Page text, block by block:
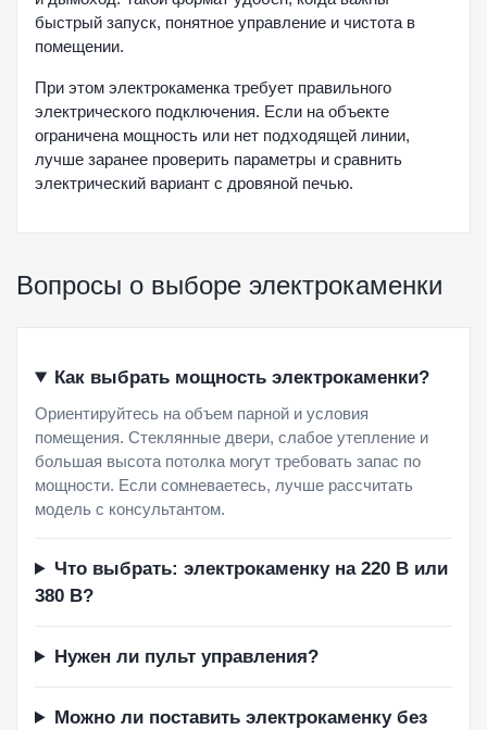
быстрый запуск, понятное управление и чистота в
помещении.
При этом электрокаменка требует правильного
электрического подключения. Если на объекте
ограничена мощность или нет подходящей линии,
лучше заранее проверить параметры и сравнить
электрический вариант с дровяной печью.
Вопросы о выборе электрокаменки
Как выбрать мощность электрокаменки?
Ориентируйтесь на объем парной и условия
помещения. Стеклянные двери, слабое утепление и
большая высота потолка могут требовать запас по
мощности. Если сомневаетесь, лучше рассчитать
модель с консультантом.
Что выбрать: электрокаменку на 220 В или
380 В?
Нужен ли пульт управления?
Можно ли поставить электрокаменку без